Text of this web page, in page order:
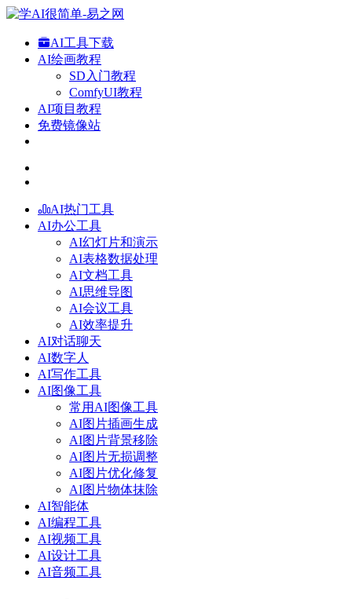
AI工具下载
AI绘画教程
SD入门教程
ComfyUI教程
AI项目教程
免费镜像站
AI热门工具
AI办公工具
AI幻灯片和演示
AI表格数据处理
AI文档工具
AI思维导图
AI会议工具
AI效率提升
AI对话聊天
AI数字人
AI写作工具
AI图像工具
常用AI图像工具
AI图片插画生成
AI图片背景移除
AI图片无损调整
AI图片优化修复
AI图片物体抹除
AI智能体
AI编程工具
AI视频工具
AI设计工具
AI音频工具